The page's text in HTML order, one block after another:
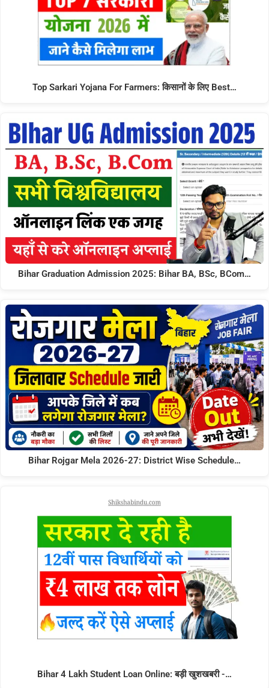
Top Sarkari Yojana For Farmers: किसानों के लिए Best…
Bihar Graduation Admission 2025: Bihar BA, BSc, BCom…
Bihar Rojgar Mela 2026-27: District Wise Schedule…
Bihar 4 Lakh Student Loan Online: बड़ी खुशखबरी -…